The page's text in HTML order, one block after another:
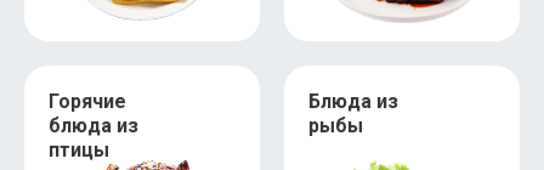
Горячие
блюда из
птицы
Блюда из
рыбы